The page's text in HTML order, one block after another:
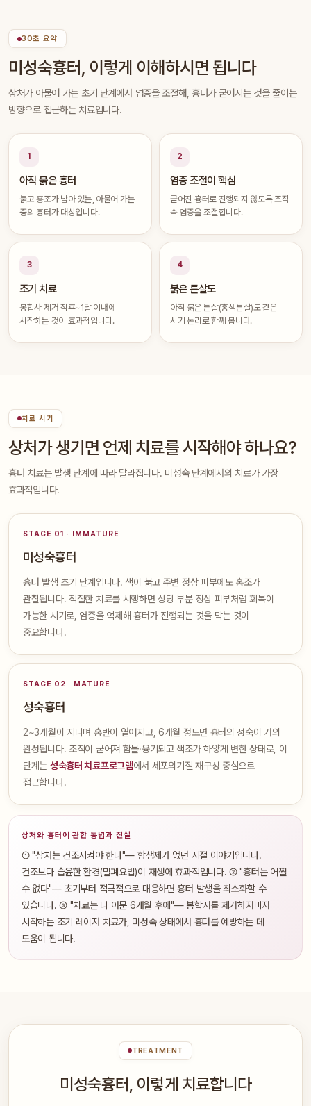
30초 요약
미성숙흉터, 이렇게 이해하시면 됩니다
상처가 아물어 가는 초기 단계에서 염증을 조절해, 흉터가 굳어지는 것을 줄이는
방향으로 접근하는 치료입니다.
1
아직 붉은 흉터
붉고 홍조가 남아 있는, 아물어 가는
중의 흉터가 대상입니다.
2
염증 조절이 핵심
굳어진 흉터로 진행되지 않도록 조직
속 염증을 조절합니다.
3
조기 치료
봉합사 제거 직후~1달 이내에
시작하는 것이 효과적입니다.
4
붉은 튼살도
아직 붉은 튼살(홍색튼살)도 같은
시기 논리로 함께 봅니다.
치료 시기
상처가 생기면 언제 치료를 시작해야 하나요?
흉터 치료는 발생 단계에 따라 달라집니다. 미성숙 단계에서의 치료가 가장
효과적입니다.
STAGE 01 · IMMATURE
미성숙흉터
흉터 발생 초기 단계입니다. 색이 붉고 주변 정상 피부에도 홍조가
관찰됩니다. 적절한 치료를 시행하면 상당 부분 정상 피부처럼 회복이
가능한 시기로, 염증을 억제해 흉터가 진행되는 것을 막는 것이
중요합니다.
STAGE 02 · MATURE
성숙흉터
2~3개월이 지나며 홍반이 옅어지고, 6개월 정도면 흉터의 성숙이 거의
완성됩니다. 조직이 굳어져 함몰·융기되고 색조가 하얗게 변한 상태로, 이
단계는 성숙흉터 치료프로그램에서 세포외기질 재구성 중심으로
접근합니다.
상처와 흉터에 관한 통념과 진실
① "상처는 건조시켜야 한다"— 항생제가 없던 시절 이야기입니다.
건조보다 습윤한 환경(밀폐요법)이 재생에 효과적입니다. ② "흉터는 어쩔
수 없다"— 초기부터 적극적으로 대응하면 흉터 발생을 최소화할 수
있습니다. ③ "치료는 다 아문 6개월 후에"— 봉합사를 제거하자마자
시작하는 조기 레이저 치료가, 미성숙 상태에서 흉터를 예방하는 데
도움이 됩니다.
TREATMENT
미성숙흉터, 이렇게 치료합니다